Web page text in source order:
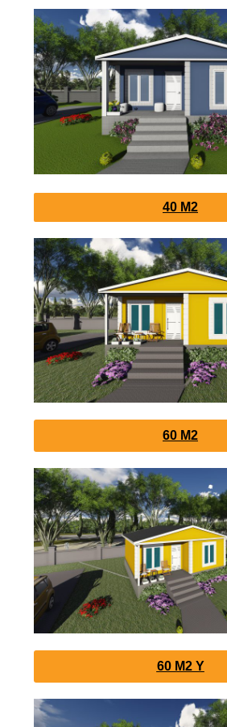
40 M2
60 M2
60 M2 Y